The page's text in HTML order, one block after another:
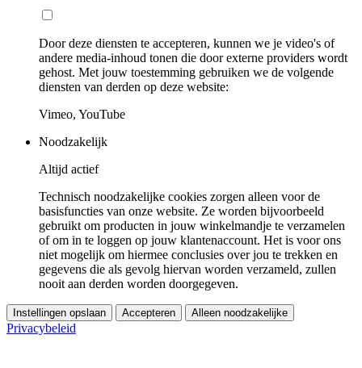
Door deze diensten te accepteren, kunnen we je video's of
andere media-inhoud tonen die door externe providers wordt
gehost. Met jouw toestemming gebruiken we de volgende
diensten van derden op deze website:
Vimeo, YouTube
Noodzakelijk
Altijd actief
Technisch noodzakelijke cookies zorgen alleen voor de
basisfuncties van onze website. Ze worden bijvoorbeeld
gebruikt om producten in jouw winkelmandje te verzamelen
of om in te loggen op jouw klantenaccount. Het is voor ons
niet mogelijk om hiermee conclusies over jou te trekken en
gegevens die als gevolg hiervan worden verzameld, zullen
nooit aan derden worden doorgegeven.
Instellingen opslaan Accepteren Alleen noodzakelijke
Privacybeleid